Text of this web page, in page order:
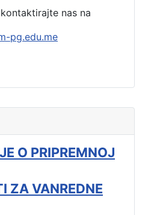
O PRIPREMNOJ
ZA VANREDNE
nas na
pg.edu.me